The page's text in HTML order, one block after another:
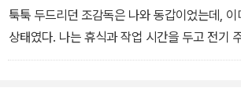
툭툭 두드리던 조감독은 나와 동갑이었는데,
상태였다. 나는 휴식과 작업 시간을 두고 전기
쟁을 벌였다. 그나마 남았던 업무 규율도 사라